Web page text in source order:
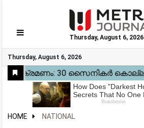
Thursday, August 6, 2026
Thursday, August 6, 2026
GO
Home
Kerala
National
Gulf
World
Sports
Movies
Health
Automobile
Travel
Education
Novel
Business
Technology
Webstory
HOME NATIONAL